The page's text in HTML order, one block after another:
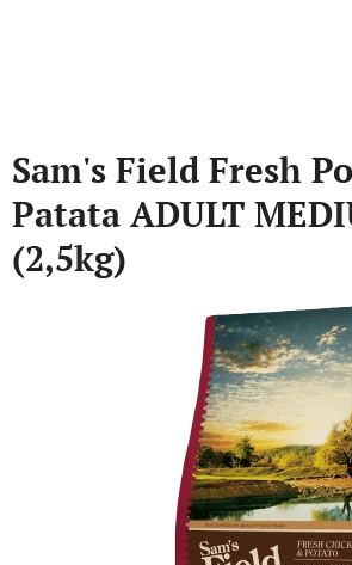
Sam's Field Fresh
Patata ADULT
(2,5kg)